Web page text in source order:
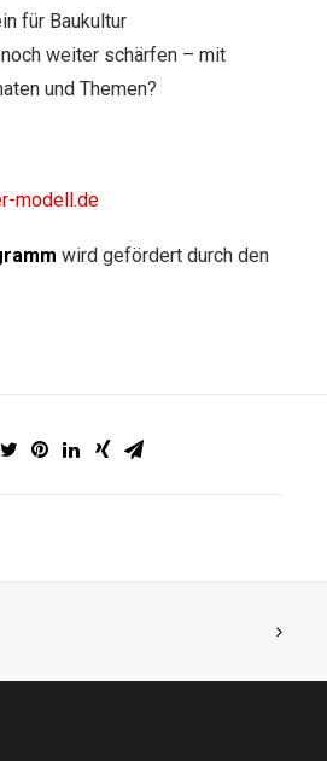
für Baukultur
weiter schärfen – mit
und Themen?
modell.de
wird gefördert durch den